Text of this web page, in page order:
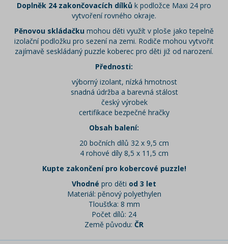
Doplněk 24 zakončovacích dílků k podložce Maxi 24 pro
vytvoření rovného okraje.
Pěnovou skládačku mohou děti využít v ploše jako tepelně
izolační podložku pro sezení na zemi. Rodiče mohou vytvořit
zajímavě seskládaný puzzle koberec pro děti již od narození.
Přednosti:
výborný izolant, nízká hmotnost
snadná údržba a barevná stálost
český výrobek
certifikace bezpečné hračky
Obsah balení:
20 bočních dílů 32 x 9,5 cm
4 rohové díly 8,5 x 11,5 cm
Kupte zakončení pro kobercové puzzle!
Vhodné pro děti od 3 let
Materiál: pěnový polyethylen
Tloušťka: 8 mm
Počet dílů: 24
Země původu: ČR